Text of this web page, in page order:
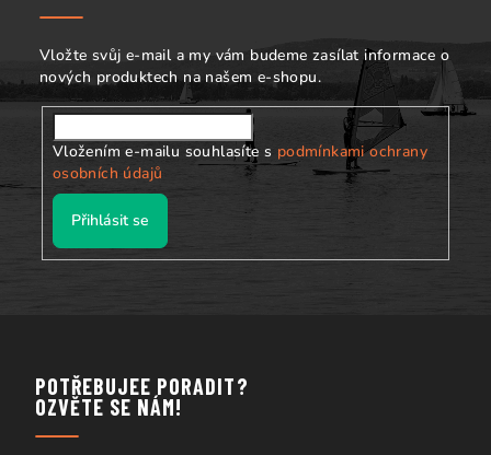
Vložte svůj e-mail a my vám budeme zasílat informace o
nových produktech na našem e-shopu.
Vložením e-mailu souhlasíte s podmínkami ochrany
osobních údajů
Přihlásit se
POTŘEBUJEE PORADIT?
OZVĚTE SE NÁM!